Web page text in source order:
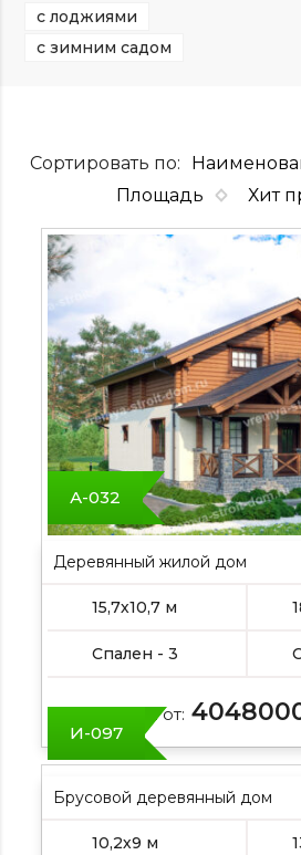
с лоджиями
с зимним садом
Сортировать по:
Площадь
Хит
А-032
Деревянный жилой дом
15,7х10,7 м
Спален - 3
Цена от:
И-097
Брусовой деревянный дом
10,2х9 м